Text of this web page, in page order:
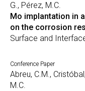
G., Pérez, M.C.
Mo implantation in
on the corrosion
Surface and
Conference Paper
Abreu, C.M.,
M.C.